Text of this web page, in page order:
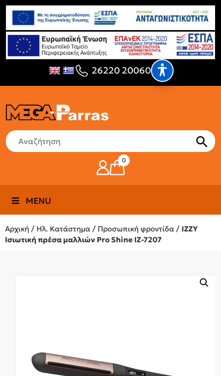
26220 20060
0
MENU
Αρχική / Ηλ. Κατάστημα / Προσωπική φροντίδα / IZZY
Ισιωτική πρέσα μαλλιών Pro Shine IZ-7207